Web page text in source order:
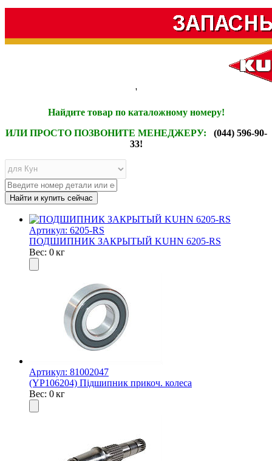
'
Найдите товар по каталожному номеру!
ИЛИ ПРОСТО ПОЗВОНИТЕ МЕНЕДЖЕРУ: (044) 596-90-
33!
Артикул: 6205-RS
ПОДШИПНИК ЗАКРЫТЫЙ KUHN 6205-RS
Вес: 0 кг
Артикул: 81002047
(YP106204) Підшипник прикоч. колеса
Вес: 0 кг